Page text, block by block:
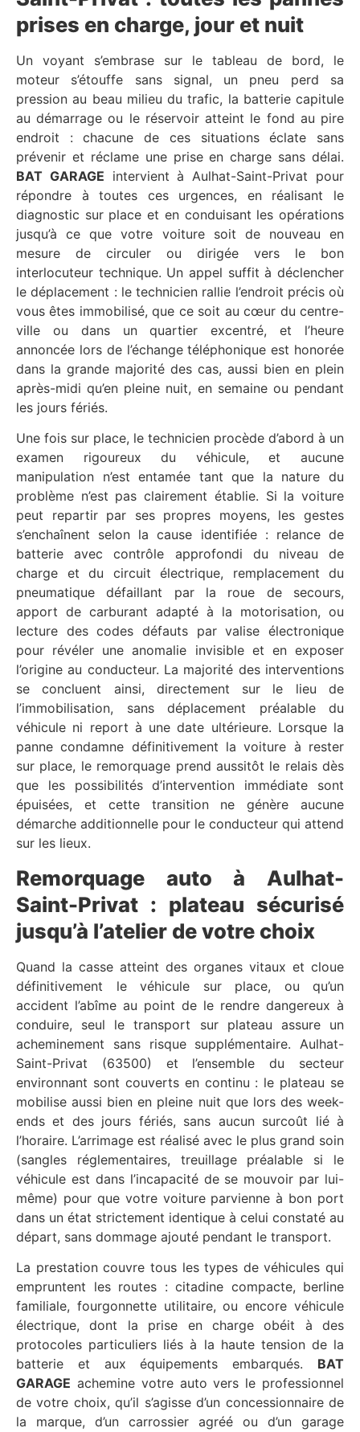
prises en charge, jour et nuit
Un voyant s’embrase sur le tableau de bord, le
moteur s’étouffe sans signal, un pneu perd sa
pression au beau milieu du trafic, la batterie capitule
au démarrage ou le réservoir atteint le fond au pire
endroit : chacune de ces situations éclate sans
prévenir et réclame une prise en charge sans délai.
BAT GARAGE intervient à Aulhat-Saint-Privat pour
répondre à toutes ces urgences, en réalisant le
diagnostic sur place et en conduisant les opérations
jusqu’à ce que votre voiture soit de nouveau en
mesure de circuler ou dirigée vers le bon
interlocuteur technique. Un appel suffit à déclencher
le déplacement : le technicien rallie l’endroit précis où
vous êtes immobilisé, que ce soit au cœur du centre-
ville ou dans un quartier excentré, et l’heure
annoncée lors de l’échange téléphonique est honorée
dans la grande majorité des cas, aussi bien en plein
après-midi qu’en pleine nuit, en semaine ou pendant
les jours fériés.
Une fois sur place, le technicien procède d’abord à un
examen rigoureux du véhicule, et aucune
manipulation n’est entamée tant que la nature du
problème n’est pas clairement établie. Si la voiture
peut repartir par ses propres moyens, les gestes
s’enchaînent selon la cause identifiée : relance de
batterie avec contrôle approfondi du niveau de
charge et du circuit électrique, remplacement du
pneumatique défaillant par la roue de secours,
apport de carburant adapté à la motorisation, ou
lecture des codes défauts par valise électronique
pour révéler une anomalie invisible et en exposer
l’origine au conducteur. La majorité des interventions
se concluent ainsi, directement sur le lieu de
l’immobilisation, sans déplacement préalable du
véhicule ni report à une date ultérieure. Lorsque la
panne condamne définitivement la voiture à rester
sur place, le remorquage prend aussitôt le relais dès
que les possibilités d’intervention immédiate sont
épuisées, et cette transition ne génère aucune
démarche additionnelle pour le conducteur qui attend
sur les lieux.
Remorquage auto à Aulhat-
Saint-Privat : plateau sécurisé
jusqu’à l’atelier de votre choix
Quand la casse atteint des organes vitaux et cloue
définitivement le véhicule sur place, ou qu’un
accident l’abîme au point de le rendre dangereux à
conduire, seul le transport sur plateau assure un
acheminement sans risque supplémentaire. Aulhat-
Saint-Privat (63500) et l’ensemble du secteur
environnant sont couverts en continu : le plateau se
mobilise aussi bien en pleine nuit que lors des week-
ends et des jours fériés, sans aucun surcoût lié à
l’horaire. L’arrimage est réalisé avec le plus grand soin
(sangles réglementaires, treuillage préalable si le
véhicule est dans l’incapacité de se mouvoir par lui-
même) pour que votre voiture parvienne à bon port
dans un état strictement identique à celui constaté au
départ, sans dommage ajouté pendant le transport.
La prestation couvre tous les types de véhicules qui
empruntent les routes : citadine compacte, berline
familiale, fourgonnette utilitaire, ou encore véhicule
électrique, dont la prise en charge obéit à des
protocoles particuliers liés à la haute tension de la
batterie et aux équipements embarqués. BAT
GARAGE achemine votre auto vers le professionnel
de votre choix, qu’il s’agisse d’un concessionnaire de
la marque, d’un carrossier agréé ou d’un garage